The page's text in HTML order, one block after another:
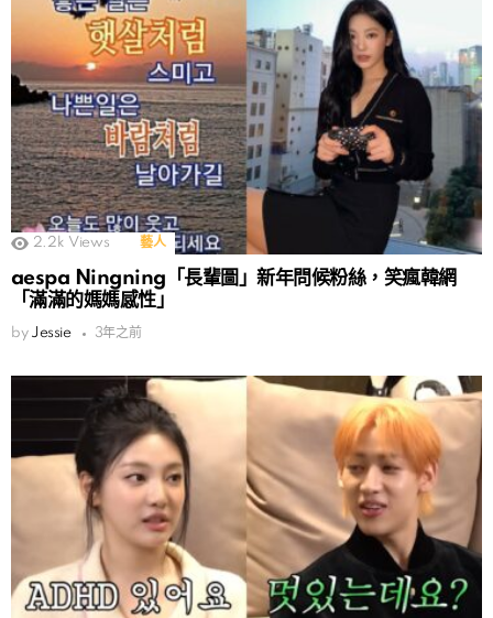
2.2k Views 藝人
aespa Ningning「長輩圖」新年問候粉絲，笑瘋韓網
「滿滿的媽媽感性」
by Jessie 3年之前